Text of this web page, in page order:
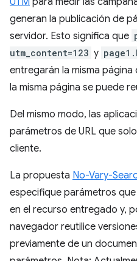
generan la publicación de
servidor. Esto significa que
utm_content=123 y
entregarán la misma
la misma página se puede
Del mismo modo, las
parámetros de URL que
cliente.
La propuesta No-Vary-
especifique parámetros
en el recurso entregado y,
navegador reutilice
previamente de un